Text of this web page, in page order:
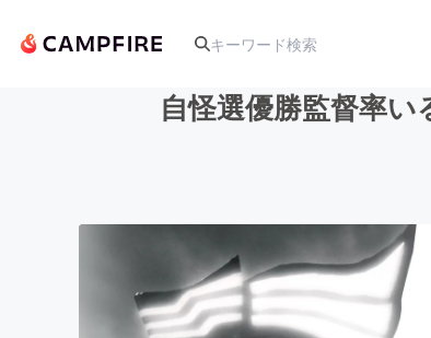
アート・写真
テクノロジー・ガジェット
自怪選優勝監督率